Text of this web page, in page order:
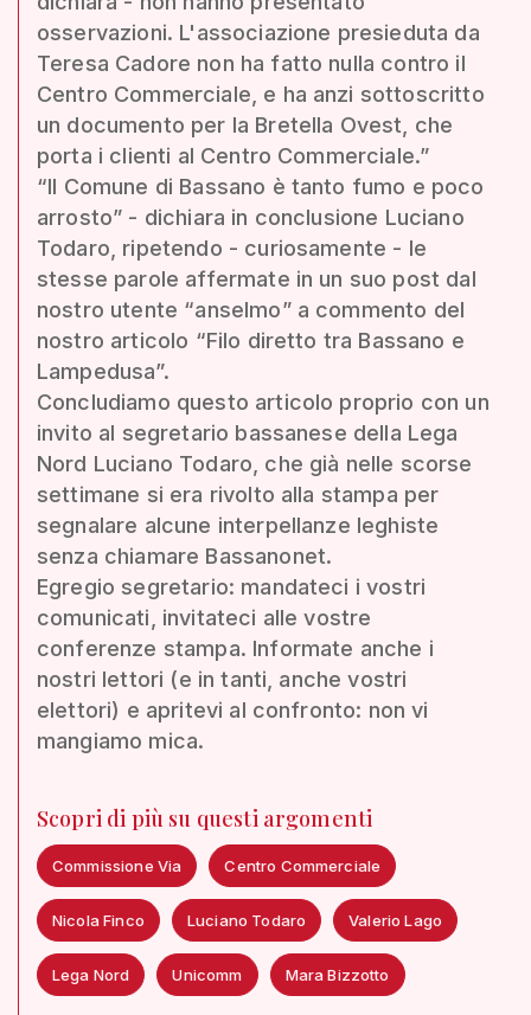
osservazioni. L'associazione presieduta da
Teresa Cadore non ha fatto nulla contro il
Centro Commerciale, e ha anzi sottoscritto
un documento per la Bretella Ovest, che
porta i clienti al Centro Commerciale.”
“Il Comune di Bassano è tanto fumo e poco
arrosto” - dichiara in conclusione Luciano
Todaro, ripetendo - curiosamente - le
stesse parole affermate in un suo post dal
nostro utente “anselmo” a commento del
nostro articolo “Filo diretto tra Bassano e
Lampedusa”.
Concludiamo questo articolo proprio con un
invito al segretario bassanese della Lega
Nord Luciano Todaro, che già nelle scorse
settimane si era rivolto alla stampa per
segnalare alcune interpellanze leghiste
senza chiamare Bassanonet.
Egregio segretario: mandateci i vostri
comunicati, invitateci alle vostre
conferenze stampa. Informate anche i
nostri lettori (e in tanti, anche vostri
elettori) e apritevi al confronto: non vi
mangiamo mica.
Scopri di più su questi argomenti
Commissione Via Centro Commerciale
Nicola Finco Luciano Todaro Valerio Lago
Lega Nord Unicomm Mara Bizzotto